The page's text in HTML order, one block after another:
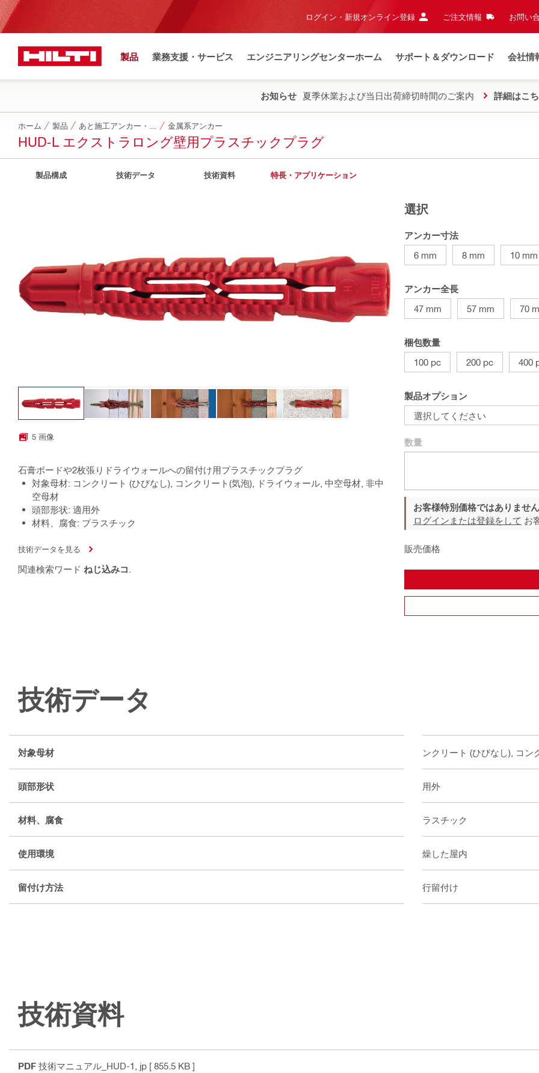
ログイン・新規オンライン登録 ご注文情報 お問い
製品 業務支援・サービス エンジニアリングセンターホーム サポート＆ダウンロード 会社情
お知らせ 夏季休業および当日出荷締切時間のご案内 詳細はこ
ホーム 製品 金属系アンカー
HUD-L エクストラロング壁用プラスチックプラグ
製品構成 技術データ 技術資料 特長・アプリケーション
5 画像
石膏ボードや2枚張りドライウォールへの留付け用プラスチックプラグ
対象母材: コンクリート (ひびなし), コンクリート(気泡), ドライウォール, 中空母材, 非中
空母材
頭部形状: 適用外
材料、腐食: プラスチック
技術データを見る
関連検索ワード ねじ込みコ
選択
アンカー寸法
6 mm
8 mm 10 mm
アンカー全長
47 mm
57 mm 70
梱包数量
100 pc
200 pc 400
製品オプション
選択してください
数量
お客様特別価格ではありません
ログインまたは登録をして お
販売価格
技術データ
対象母材 コンクリート (ひびなし), コ
頭部形状 適用外
材料、腐食 プラスチック
使用環境 乾燥した屋内
留付け方法 先行留付け
技術資料
PDF 技術マニュアル_HUD-1 , jp [ 855.5 KB ]